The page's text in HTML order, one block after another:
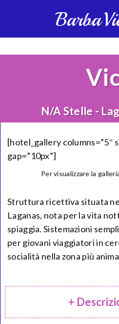
N/A Stelle -
[hotel_gallery columns=”5″
gap=”10px”]
Per visualizzare la
Struttura ricettiva situata
Laganas, nota per la vita
spiaggia. Sistemazioni
per giovani viaggiatori in
socialità nella zona più
+